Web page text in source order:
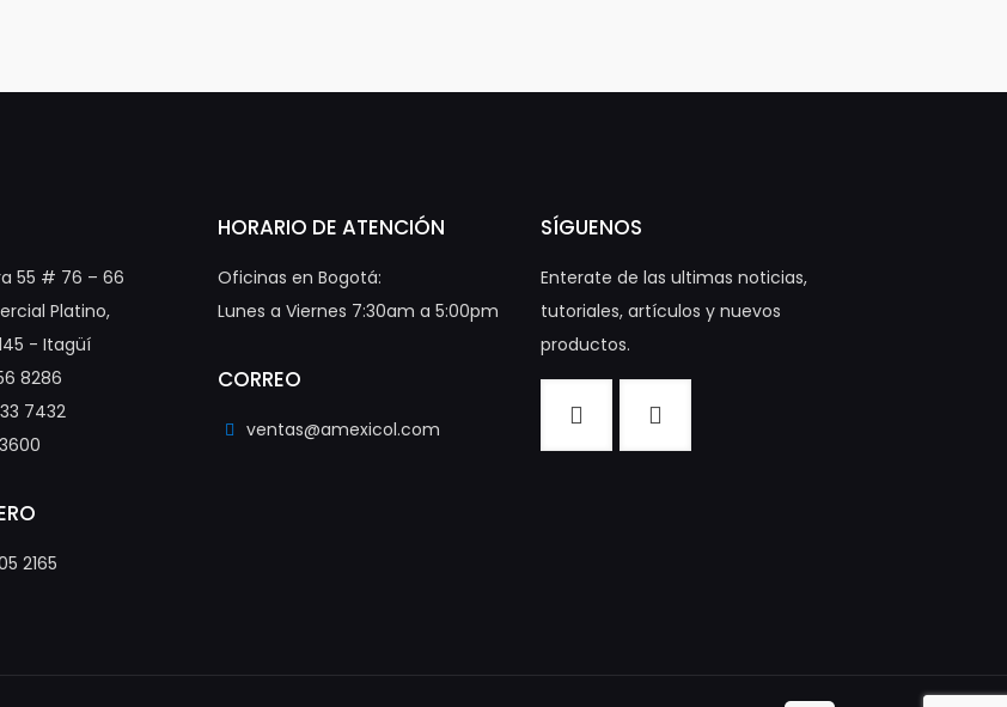
55 # 76 – 66
Platino,
- Itagüí
8286
7432
2165
HORARIO DE ATENCIÓN
Oficinas en Bogotá:
Lunes a Viernes 7:30am a 5:00pm
CORREO
ventas@amexicol.com
SÍGUENOS
Enterate de las ultimas noticias,
tutoriales, artículos y nuevos
productos.